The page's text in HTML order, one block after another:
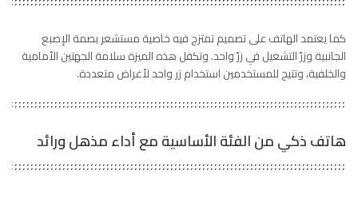
كما يعتمد الهاتف على تصميم تمتزج فيه خاصية مستشعر بصمة الإصبع
الجانبية وزرّ التشغيل في زرّ واحد. وتكفل هذه الميزة سلامة الجهتين الأمامية
والخلفية، وتتيح للمستخدمين استخدام زر واحد لأغراض متعددة.
هاتف ذكي من الفئة الأساسية مع أداء مذهل ورائد